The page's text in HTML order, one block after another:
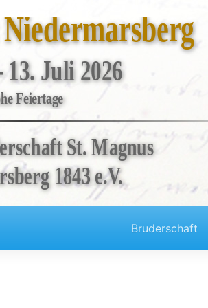
13. Juli 2026
Feiertage
St. Magnus
1843 e.V.
Bruderschaft